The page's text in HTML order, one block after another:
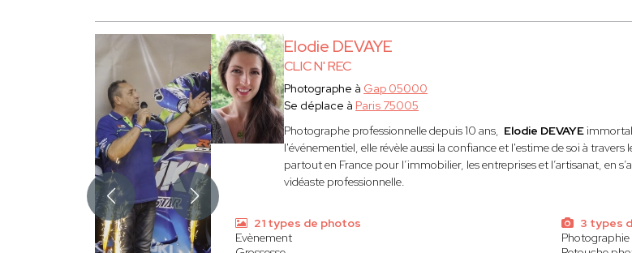
Elodie DEVAYE
CLIC N' REC
Photographe à Gap 05000
Se déplace à Paris 75005
Photographe professionnelle depuis 10 ans, Elodie DEVAYE
l'événementiel, elle révèle aussi la confiance et l'estime de soi à
partout en France pour l’immobilier, les entreprises et l’artisanat, en
vidéaste professionnelle.
21 types de photos
Evènement
3 types
Photographie